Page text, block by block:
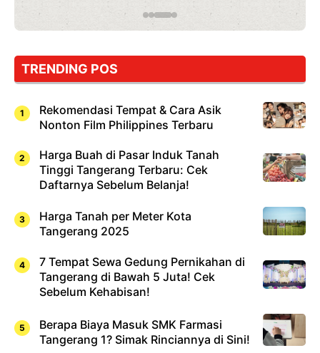
Dicoba,
Cuma
Sushi!
TRENDING POS
Rekomendasi Tempat & Cara Asik
Nonton Film Philippines Terbaru
Harga Buah di Pasar Induk Tanah
Tinggi Tangerang Terbaru: Cek
Daftarnya Sebelum Belanja!
Harga Tanah per Meter Kota
Tangerang 2025
7 Tempat Sewa Gedung Pernikahan di
Tangerang di Bawah 5 Juta! Cek
Sebelum Kehabisan!
Berapa Biaya Masuk SMK Farmasi
Tangerang 1? Simak Rinciannya di Sini!